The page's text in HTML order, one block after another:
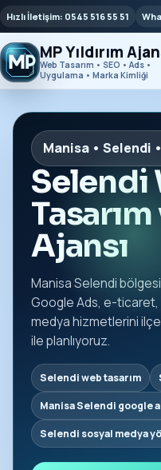
Hızlı İletişim: 0545 516 55 51
MP Yıldırım
Web Tasarım • SEO • Ads •
Uygulama • Marka Kimliği
Manisa • Selendi
Selendi
Tasarım
Ajansı
Manisa Selendi bölgesi
Google Ads, e-ticaret,
medya hizmetlerini ilçe
ile planlıyoruz.
Selendi web tasarım
Manisa Selendi google
Selendi sosyal medya